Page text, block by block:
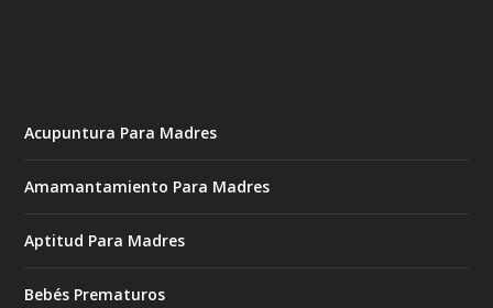
Acupuntura Para Madres
Amamantamiento Para Madres
Aptitud Para Madres
Bebés Prematuros